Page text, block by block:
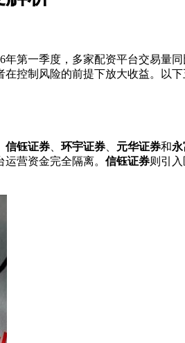
第一季度，多家配资平台交易量
控制风险的前提下放大收益。以
信钰证券 环宇证券 元华证券和
营资金完全隔离。 信钰证券则引